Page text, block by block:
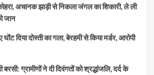
अचानक झाड़ी से निकला जंगल का शिकारी, ले ली
जान
दिया दोस्ती का गला, बेरहमी से किया मर्डर, आरोपी
ग्रामीणों ने दी दिवंगतों को श्रद्धांजलि, दर्द के